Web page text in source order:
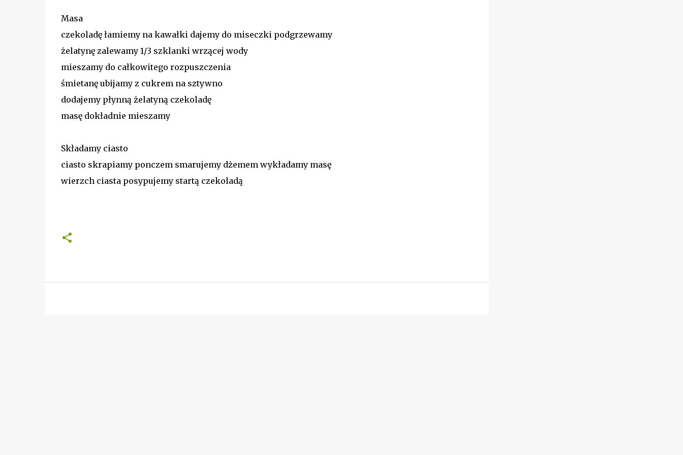
Masa
czekoladę łamiemy na kawałki dajemy do miseczki podgrzewamy
żelatynę zalewamy 1/3 szklanki wrzącej wody
mieszamy do całkowitego rozpuszczenia
śmietanę ubijamy z cukrem na sztywno
dodajemy płynną żelatyną czekoladę
masę dokładnie mieszamy
Składamy ciasto
ciasto skrapiamy ponczem smarujemy dżemem wykładamy masę
wierzch ciasta posypujemy startą czekoladą